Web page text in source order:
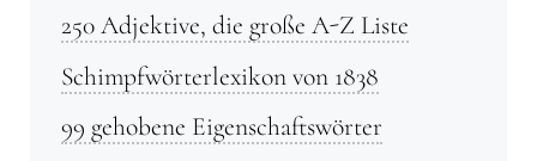
250 Adjektive, die große A-Z Liste
Schimpfwörterlexikon von 1838
99 gehobene Eigenschaftswörter